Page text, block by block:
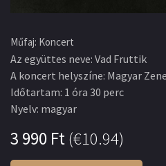
Műfaj: Koncert
Az együttes neve: Vad Fruttik
A koncert helyszíne: Magyar
Időtartam: 1 óra 30 perc
Nyelv: magyar
3 990 Ft(€10.94)